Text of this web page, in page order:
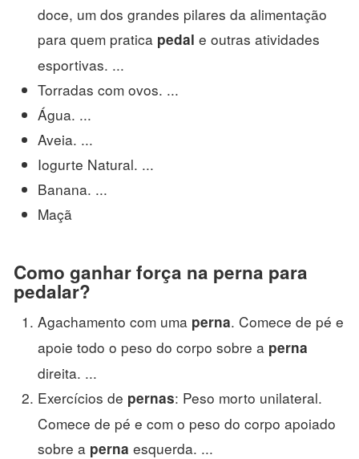
doce, um dos grandes pilares da alimentação
para quem pratica pedal e outras atividades
esportivas. ...
Torradas com ovos. ...
Água. ...
Aveia. ...
Iogurte Natural. ...
Banana. ...
Maçã
Como ganhar força na perna para
pedalar?
Agachamento com uma perna. Comece de pé e
apoie todo o peso do corpo sobre a perna
direita. ...
Exercícios de pernas: Peso morto unilateral.
Comece de pé e com o peso do corpo apoiado
sobre a perna esquerda. ...